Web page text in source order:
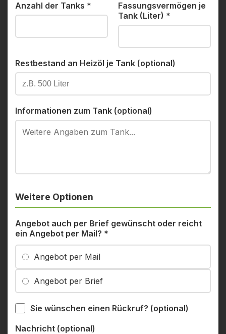
Anzahl der Tanks *
Fassungsvermögen je
Tank (Liter) *
Restbestand an Heizöl je Tank (optional)
Informationen zum Tank (optional)
Weitere Optionen
Angebot auch per Brief gewünscht oder reicht
ein Angebot per Mail? *
Angebot per Mail
Angebot per Brief
Sie wünschen einen Rückruf? (optional)
Nachricht (optional)